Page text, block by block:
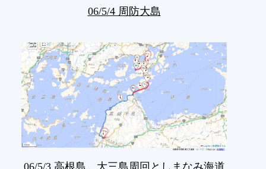
06/5/4 周防大島
06/5/3 高根島、大三島周回としまなみ海道